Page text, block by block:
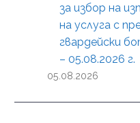
за избор на
на услуга с
гвардейски
– 05.08.2026 г.
05.08.2026